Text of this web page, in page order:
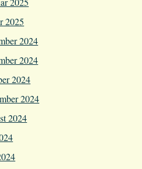
2025
2024
2024
2024
2024
2024